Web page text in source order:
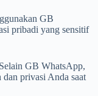
GB
pribadi yang sensitif
GB WhatsApp,
dan privasi Anda saat